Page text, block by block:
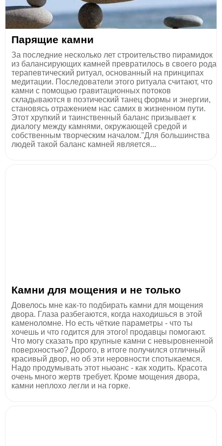
Парящие камни
За последние несколько лет строительство пирамидок
из балансирующих камней превратилось в своего рода
терапевтический ритуал, основанный на принципах
медитации. Последователи этого ритуала считают, что
камни с помощью гравитационных потоков
складываются в поэтический танец формы и энергии,
становясь отражением нас самих в жизненном пути.
Этот хрупкий и таинственный баланс призывает к
диалогу между камнями, окружающей средой и
собственным творческим началом."Для большинства
людей такой баланс камней является...
Камни для мощения и не только
Довелось мне как-то подбирать камни для мощения
двора. Глаза разбегаются, когда находишься в этой
каменоломне. Но есть чёткие параметры - что ты
хочешь и что годится для этого! продавцы помогают.
Что могу сказать про крупные камни с невыровненной
поверхностью? Дорого, в итоге получился отличный
красивый двор, но об эти неровности спотыкаемся.
Надо продумывать этот ньюанс - как ходить. Красота
очень много жертв требует. Кроме мощения двора,
камни неплохо легли и на горке.